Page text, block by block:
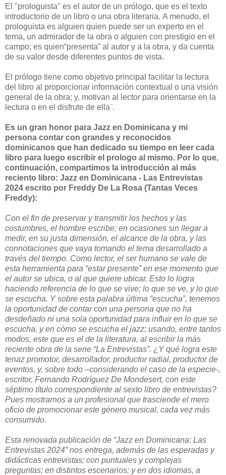
El "prologuista" es el autor de un prólogo, que es el texto
introductorio de un libro o una obra literaria. A menudo, el
prologuista es alguien quien puede ser un experto en el
tema, un admirador de la obra o alguien con prestigio en el
campo; es quien“presenta” al autor y a la obra, y da cuenta
de su valor desde diferentes puntos de vista.
El prólogo tiene como objetivo principal facilitar la lectura
del libro al proporcionar información contextual o una visión
general de la obra; y, motivan al lector para orientarse en la
lectura o en el disfrute de ella¨.
Es un gran honor para Jazz en Dominicana y mi
persona contar con grandes y reconocidos
dominicanos que han dedicado su tiempo en leer cada
libro para luego escribir el prologo al mismo. Por lo que,
continuación, compartimos la introducción al más
reciento libro: Jazz en Dominicana - Las Entrevistas
2024 escrito por Freddy De La Rosa (Tantas Veces
Freddy):
Con el fin de preservar y transmitir los hechos y las
costumbres, el hombre escribe; en ocasiones sin llegar a
medir, en su justa dimensión, el alcance de la obra, y las
connotaciones que vaya tomando el tema desarrollado a
través del tiempo. Como lector, el ser humano se vale de
esta herramienta para “estar presente” en ese momento que
el autor se ubica, o al que quiere ubicar. Esto lo logra
haciendo referencia de lo que se vive; lo que se ve, y lo que
se escucha. Y sobre esta palabra última “escucha”, tenemos
la oportunidad de contar con una persona que no ha
desdeñado ni una sola oportunidad para influir en lo que se
escucha, y en cómo se escucha el jazz; usando, entre tantos
modos, este que es el de la literatura, al escribir la más
reciente obra de la serie “La Entrevistas”. ¿Y qué logra este
tenaz promotor, desarrollador, productor radial, productor de
eventos, y, sobre todo –considerando el caso de la especie-,
escritor, Fernando Rodríguez De Mondesert, con este
séptimo título correspondiente al sexto libro de entrevistas?
Pues mostrarnos a un profesional que trasciende el mero
oficio de promocionar este género musical, cada vez más
consumido.
Esta renovada publicación de “Jazz en Dominicana: Las
Entrevistas 2024” nos entrega, además de las esperadas y
didácticas entrevistas; con puntuales y complejas
preguntas; en distintos escenarios; y en dos idiomas, a